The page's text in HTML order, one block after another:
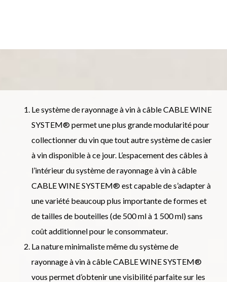
Le système de rayonnage à vin à câble CABLE WINE
SYSTEM® permet une plus grande modularité pour
collectionner du vin que tout autre système de casier
à vin disponible à ce jour. L’espacement des câbles à
l’intérieur du système de rayonnage à vin à câble
CABLE WINE SYSTEM® est capable de s’adapter à
une variété beaucoup plus importante de formes et
de tailles de bouteilles (de 500 ml à 1 500 ml) sans
coût additionnel pour le consommateur.
La nature minimaliste même du système de
rayonnage à vin à câble CABLE WINE SYSTEM®
vous permet d’obtenir une visibilité parfaite sur les